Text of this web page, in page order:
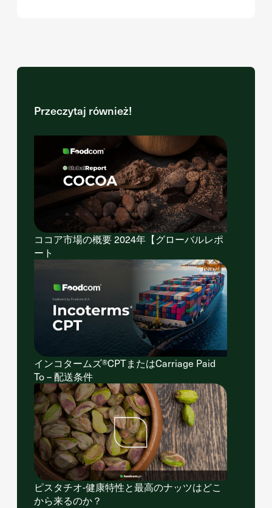
Przeczytaj również!
ココア市場の概要 2024年【グローバルレポ
ート
インコタームズ®CPTまたはCarriage Paid
To – 配送条件
ピスタチオ-健康特性と最高のナッツはどこ
から来るのか？